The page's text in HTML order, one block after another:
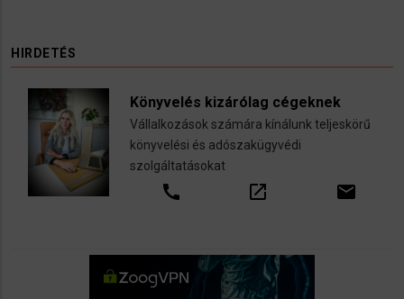
HIRDETÉS
Könyvelés kizárólag cégeknek
Vállalkozások számára kínálunk teljeskörű
könyvelési és adószakügyvédi
szolgáltatásokat
call open_in_new email